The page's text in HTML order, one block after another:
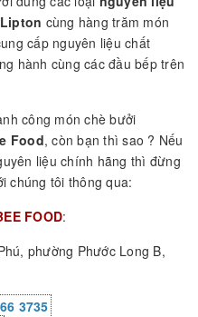
cùng hàng trăm món
cấp nguyên liệu chất
hành cùng các đầu bếp trên
công món chè bưởi
Food, còn bạn thì sao ? Nếu
liệu chính hãng thì đừng
chúng tôi thông qua:
FOOD:
phường Phước Long B,
3735